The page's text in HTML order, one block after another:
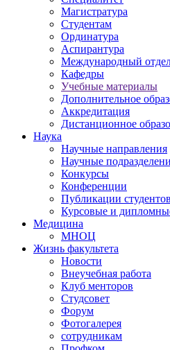
Магистратура
Студентам
Ординатура
Аспирантура
Международный
Кафедры
Учебные материалы
Дополнительное
Аккредитация
Дистанционное
Наука
Научные направления
Научные
Конкурсы
Конференции
Публикации студентов
Курсовые и
Медицина
МНОЦ
Жизнь факультета
Новости
Внеучебная работа
Клуб менторов
Студсовет
Форум
Фотогалерея
сотрудникам